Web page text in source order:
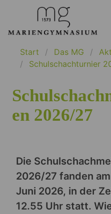
Start Das MG
Schulschachturnier
en 2026/27
Die
2026/27 fanden
Juni 2026, in der
12.55 Uhr statt.